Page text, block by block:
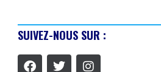
SUIVEZ-NOUS SUR :